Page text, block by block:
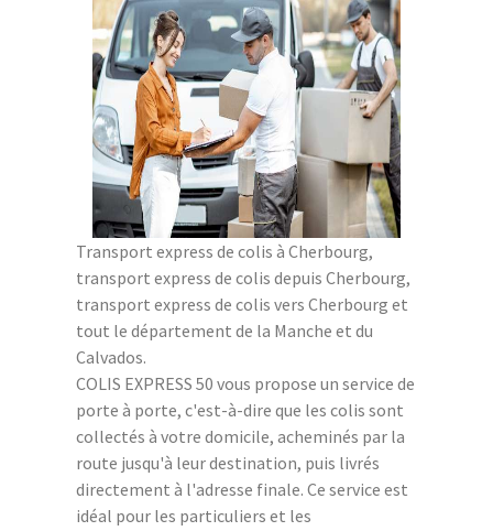
Transport express de colis à Cherbourg,
transport express de colis depuis Cherbourg,
transport express de colis vers Cherbourg et
tout le département de la Manche et du
Calvados.
COLIS EXPRESS 50 vous propose un service de
porte à porte, c'est-à-dire que les colis sont
collectés à votre domicile, acheminés par la
route jusqu'à leur destination, puis livrés
directement à l'adresse finale. Ce service est
idéal pour les particuliers et les